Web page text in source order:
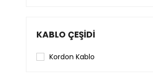
KABLO ÇEŞIDI
Kordon Kablo